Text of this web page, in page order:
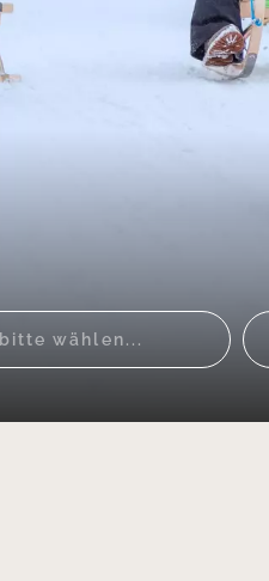
bitte wählen...